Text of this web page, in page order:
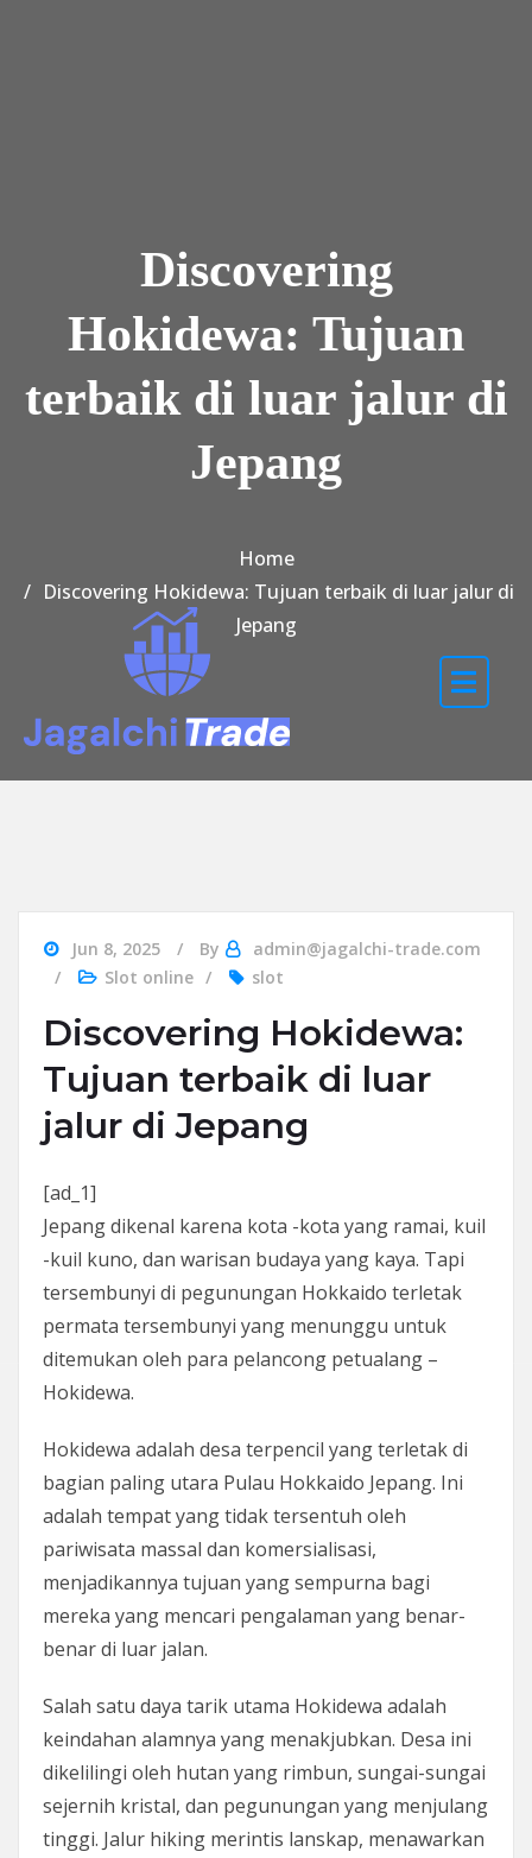
Discovering
Hokidewa: Tujuan
terbaik di luar jalur di
Jepang
Home
Discovering Hokidewa: Tujuan terbaik di luar jalur di
Jepang
Jun 8, 2025 By
admin@jagalchi-trade.com
Slot online
slot
Discovering Hokidewa:
Tujuan terbaik di luar
jalur di Jepang
[ad_1]
Jepang dikenal karena kota -kota yang ramai, kuil
-kuil kuno, dan warisan budaya yang kaya. Tapi
tersembunyi di pegunungan Hokkaido terletak
permata tersembunyi yang menunggu untuk
ditemukan oleh para pelancong petualang –
Hokidewa.
Hokidewa adalah desa terpencil yang terletak di
bagian paling utara Pulau Hokkaido Jepang. Ini
adalah tempat yang tidak tersentuh oleh
pariwisata massal dan komersialisasi,
menjadikannya tujuan yang sempurna bagi
mereka yang mencari pengalaman yang benar-
benar di luar jalan.
Salah satu daya tarik utama Hokidewa adalah
keindahan alamnya yang menakjubkan. Desa ini
dikelilingi oleh hutan yang rimbun, sungai-sungai
sejernih kristal, dan pegunungan yang menjulang
tinggi. Jalur hiking merintis lanskap, menawarkan